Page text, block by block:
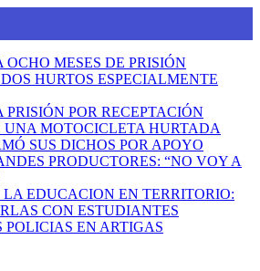
MESES DE PRISIÓN
HURTOS ESPECIALMENTE
POR RECEPTACIÓN
UNA MOTOCICLETA HURTADA
SUS DICHOS POR APOYO
PRODUCTORES: “NO VOY A
LA EDUCACION EN TERRITORIO:
CON ESTUDIANTES
POLICIAS EN ARTIGAS